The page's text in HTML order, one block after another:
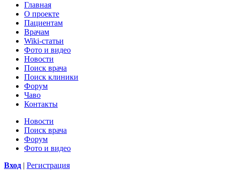
Главная
О проекте
Пациентам
Врачам
Wiki-статьи
Фото и видео
Новости
Поиск врача
Поиск клиники
Форум
Чаво
Контакты
Новости
Поиск врача
Форум
Фото и видео
Вход | Регистрация